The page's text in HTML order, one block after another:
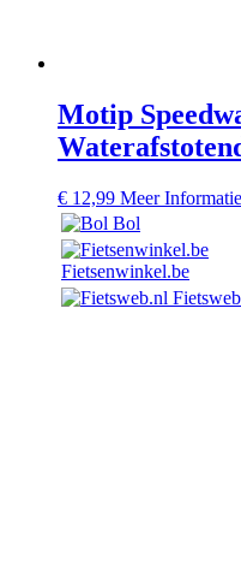
Motip
€ 12,99 Meer Informatie
Bol
Fietsenwinkel.be